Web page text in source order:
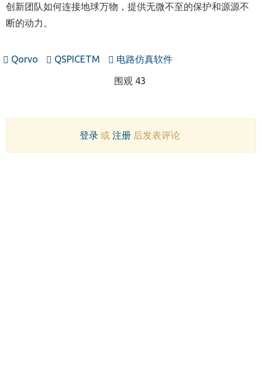
创新团队如何连接地球万物，提供无微不至的保护和源源不
断的动力。
Qorvo QSPICETM 电路仿真软件
围观 43
登录或 注册后发表评论